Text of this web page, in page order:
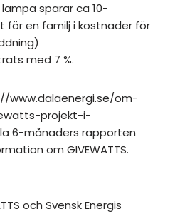
lampa sparar ca 10-
för en familj i kostnader för
med 7 %.
www.dalaenergi.se/om-
projekt-i-
6-månaders rapporten
om GIVEWATTS.
och Svensk Energis